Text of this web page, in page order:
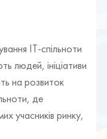
ІТ-спільноти
людей, ініціативи
на розвиток
де
учасників ринку,